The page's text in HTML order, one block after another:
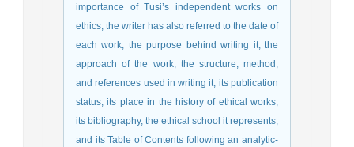
importance of Tusi’s independent works on
ethics, the writer has also referred to the date of
each work, the purpose behind writing it, the
approach of the work, the structure, method,
and references used in writing it, its publication
status, its place in the history of ethical works,
its bibliography, the ethical school it represents,
and its Table of Contents following an analytic-